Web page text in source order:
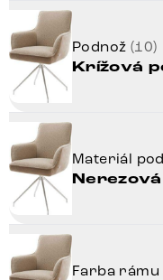
Podnož (10)
Krížová
Materiál
Farba rámu